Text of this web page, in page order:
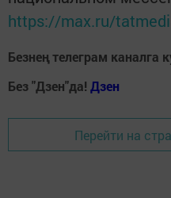
https://max.ru/
Безнең телеграм каналга
Без "Дзен"да! Дзен
Перейти на